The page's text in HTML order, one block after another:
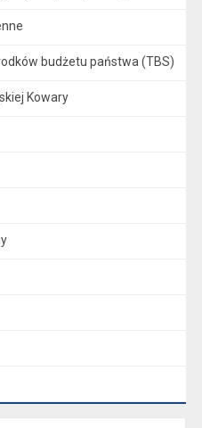
budżetu państwa (TBS)
Kowary